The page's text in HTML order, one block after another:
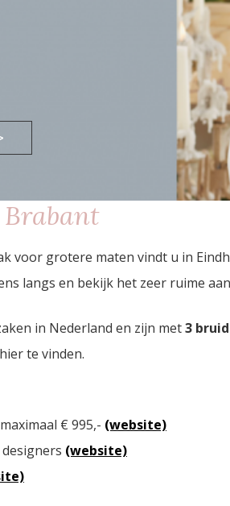
voor grotere maten vindt u in
langs en bekijk het zeer ruime
in Nederland en zijn met3
te vinden.
€ 995,- (website)
(website)